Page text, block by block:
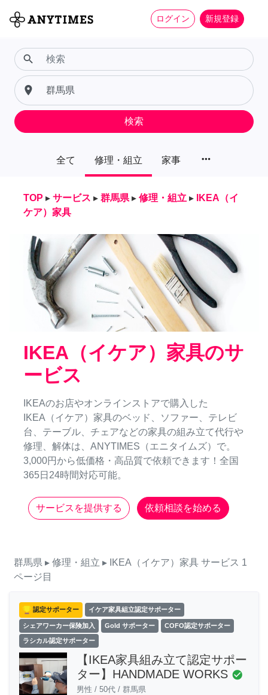
ログイン 新規登録
全て 修理・組立 家事 more_horiz
search
place
検索
TOP ▸ サービス ▸ 群馬県 ▸ 修理・組立 ▸
IKEA（イ
ケア）家具
IKEA（イケア）家具のサ
ービス
IKEAのお店やオンラインストアで購入した
IKEA（イケア）家具のベッド、ソファー、テレビ
台、テーブル、チェアなどの家具の組み立て代行や
修理、解体は、ANYTIMES（エニタイムズ）で。
3,000円から低価格・高品質で依頼できます！全国
365日24時間対応可能。
サービスを提供する 依頼相談を始める
群馬県 ▸ 修理・組立 ▸ IKEA（イケア）家具 サービス 1
ページ目
認定サポーター イケア家具組立認定サポーター
シェアワーカー保険加入 Gold サポーター COFO認定サポーター
ラシカル認定サポーター
【IKEA家具組み立て認定サポー
ター】HANDMADE WORKS check_circle
男性 / 50代 / 群馬県